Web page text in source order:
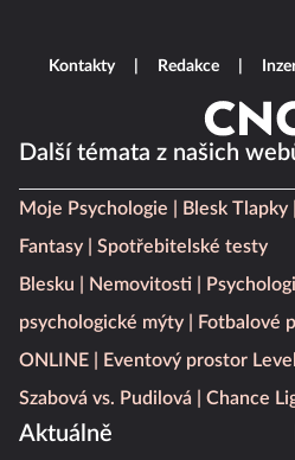
Další témata z našich
Moje Psychologie Blesk Tlapky
Fantasy
Spotřebitelské testy
Blesku
Nemovitosti
psychologické mýty
Fotbalové
ONLINE
Eventový prostor
Szabová vs. Pudilová
Chance
Aktuálně
Kontakty Redakce